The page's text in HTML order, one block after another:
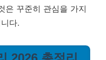
은 꾸준히 관심을 가지
다.